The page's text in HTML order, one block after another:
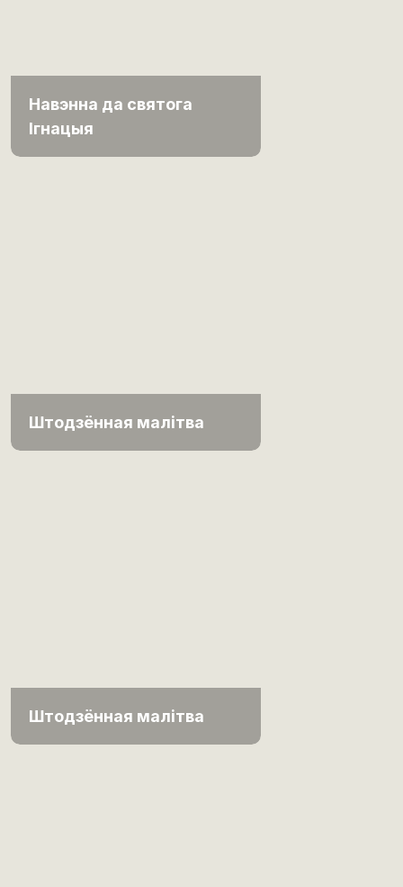
Навэнна да святога
Ігнацыя
Штодзённая малітва
Штодзённая малітва